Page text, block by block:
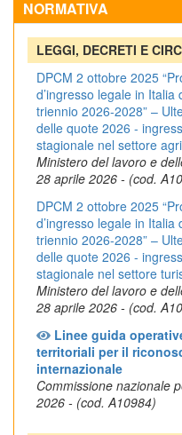
NORMATIVA
LEGGI, DECRETI E
DPCM 2 ottobre 2025
d’ingresso legale in
triennio 2026-2028” –
delle quote 2026 -
stagionale nel settore
Ministero del lavoro e
28 aprile 2026 - (cod.
DPCM 2 ottobre 2025
d’ingresso legale in
triennio 2026-2028” –
delle quote 2026 -
stagionale nel settore
Ministero del lavoro e
28 aprile 2026 - (cod.
Linee guida
territoriali per il
internazionale
Commissione nazionale
2026 - (cod. A10984)